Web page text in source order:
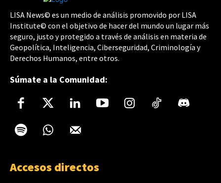
LISA News© es un medio de análisis promovido por LISA
Institute© con el objetivo de hacer del mundo un lugar más
seguro, justo y protegido a través de análisis en materia de
Geopolítica, Inteligencia, Ciberseguridad, Criminología y
Derechos Humanos, entre otros.
Súmate a la Comunidad:
Accesos directos